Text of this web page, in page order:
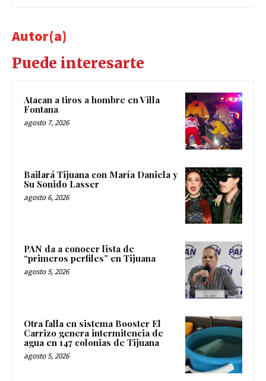
Autor(a)
Puede interesarte
Atacan a tiros a hombre en Villa
Fontana
agosto 7, 2026
Bailará Tijuana con María Daniela y
Su Sonido Lasser
agosto 6, 2026
PAN da a conocer lista de
“primeros perfiles” en Tijuana
agosto 5, 2026
Otra falla en sistema Booster El
Carrizo genera intermitencia de
agua en 147 colonias de Tijuana
agosto 5, 2026